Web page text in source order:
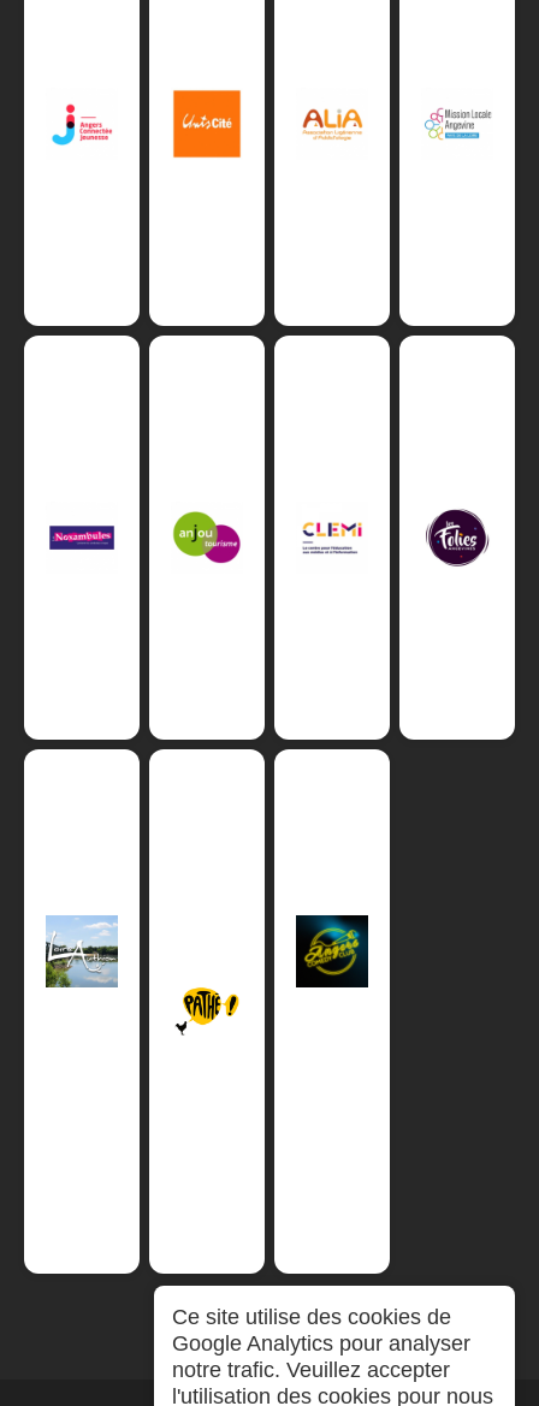
Ce site utilise des cookies de
Google Analytics pour analyser
notre trafic. Veuillez accepter
l'utilisation des cookies pour nous